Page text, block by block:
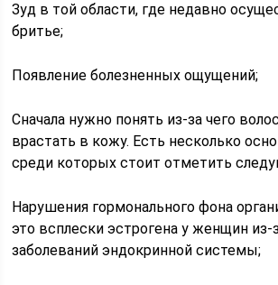
Зуд в той области, где недавно
бритье;
Появление болезненных ощущений;
Сначала нужно понять из-за чего
врастать в кожу. Есть несколько
среди которых стоит отметить
Нарушения гормонального фона
это всплески эстрогена у женщин из-
заболеваний эндокринной системы;